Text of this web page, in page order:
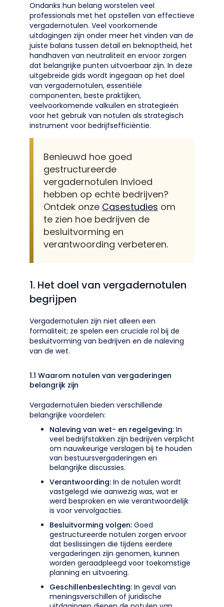
Ondanks hun belang worstelen veel
professionals met het opstellen van effectieve
vergadernotulen. Veel voorkomende
uitdagingen zijn onder meer het vinden van de
juiste balans tussen detail en beknoptheid, het
handhaven van neutraliteit en ervoor zorgen
dat belangrijke punten uitvoerbaar zijn. In deze
uitgebreide gids wordt ingegaan op het doel
van vergadernotulen, essentiële
componenten, beste praktijken,
veelvoorkomende valkuilen en strategieën
voor het gebruik van notulen als strategisch
instrument voor bedrijfsefficiëntie.
Benieuwd hoe goed
gestructureerde
vergadernotulen invloed
hebben op echte bedrijven?
Ontdek onze Casestudies om
te zien hoe bedrijven de
besluitvorming en
verantwoording verbeteren.
1. Het doel van vergadernotulen
begrijpen
Vergadernotulen zijn niet alleen een
formaliteit; ze spelen een cruciale rol bij de
besluitvorming van bedrijven en de naleving
van de wet.
1.1 Waarom notulen van vergaderingen
belangrijk zijn
Vergadernotulen bieden verschillende
belangrijke voordelen:
Naleving van wet- en regelgeving: In
veel bedrijfstakken zijn bedrijven verplicht
om nauwkeurige verslagen bij te houden
van bestuursvergaderingen en
belangrijke discussies.
Verantwoording: In de notulen wordt
vastgelegd wie aanwezig was, wat er
werd besproken en wie verantwoordelijk
is voor vervolgacties.
Besluitvorming volgen: Goed
gestructureerde notulen zorgen ervoor
dat beslissingen die tijdens eerdere
vergaderingen zijn genomen, kunnen
worden geraadpleegd voor toekomstige
planning en uitvoering.
Geschillenbeslechting: In geval van
meningsverschillen of juridische